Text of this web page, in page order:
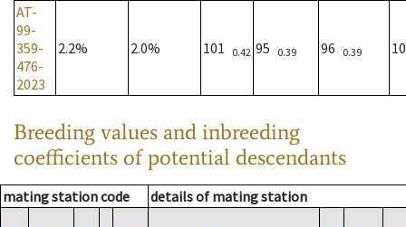
AT-
99-
359-
476-
2023
2.2% 2.0% 101 0.42 95 0.39 96 0.39
Breeding values and inbreeding
coefficients of potential descendants
mating station code details of mating station